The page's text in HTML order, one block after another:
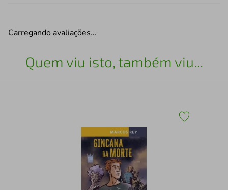
Carregando avaliações…
Quem viu isto, também viu...